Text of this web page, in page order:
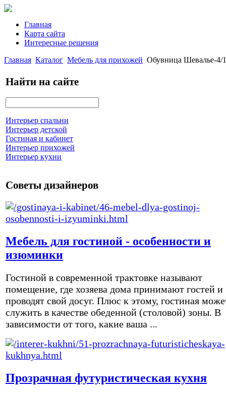
Главная
Карта сайта
Интересные решения
Главная Каталог Мебель для прихожей Обувница Шевалье-4/
Найти на сайте
Интерьер спальни
Интерьер детской
Гостиная и кабинет
Интерьер прихожей
Интерьер кухни
Советы дизайнеров
Мебель для гостиной - особенности и
изюминки
Гостиной в современной трактовке называют
помещение, где хозяева дома принимают гостей и
проводят свой досуг. Плюс к этому, гостиная
служить в качестве обеденной (столовой) зоны. В
зависимости от того, какие ваша ...
Прозрачная футуристическая кухня